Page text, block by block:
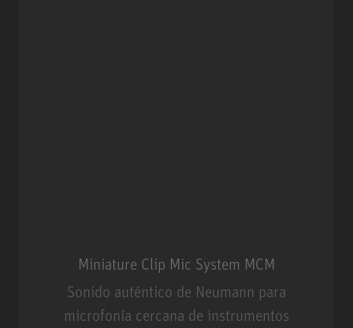
Miniature Clip Mic System MCM
Sonido auténtico de Neumann para
microfonía cercana de instrumentos